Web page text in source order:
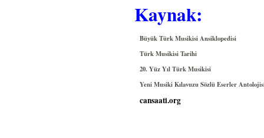
Kaynak:
Büyük Türk Musikisi Ansiklopedisi
Türk Musikisi Tarihi
20. Yüz Yıl Türk Musikisi
Yeni Musiki Kılavuzu Sözlü Eserler
cansaati.org